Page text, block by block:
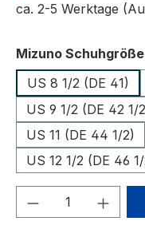
ca. 2-5 Werktage
Mizuno Schuhgröße
US 8 1/2 (DE 41)
US 9 1/2 (DE 42 1/
US 11 (DE 44 1/2)
US 12 1/2 (DE 46
Produkt